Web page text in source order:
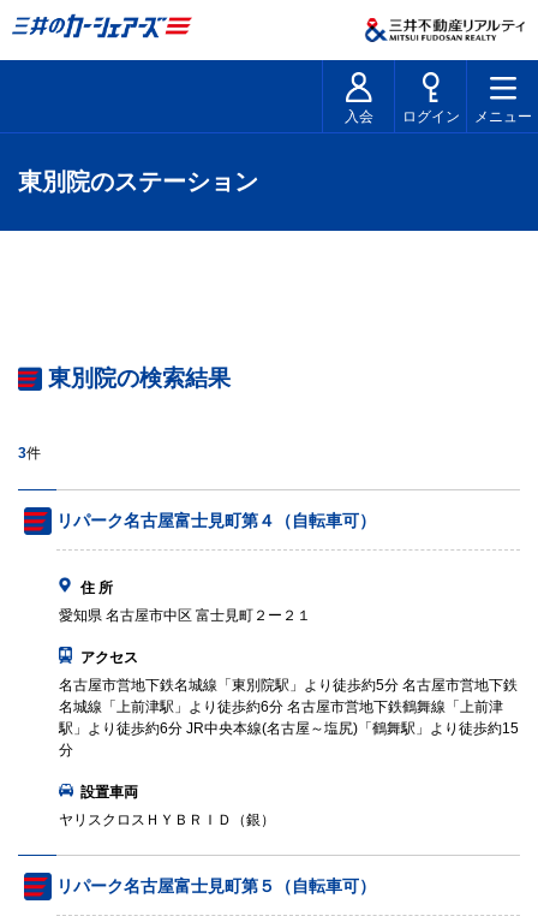
入会 ログイン メニュー
東別院のステーション
東別院の検索結果
3件
リパーク名古屋富士見町第４（自転車可）
住 所
愛知県 名古屋市中区 富士見町２ー２１
アクセス
名古屋市営地下鉄名城線「東別院駅」より徒歩約5分 名古屋市営地下鉄
名城線「上前津駅」より徒歩約6分 名古屋市営地下鉄鶴舞線「上前津
駅」より徒歩約6分 JR中央本線(名古屋～塩尻)「鶴舞駅」より徒歩約15
分
設置車両
ヤリスクロスＨＹＢＲＩＤ（銀）
リパーク名古屋富士見町第５（自転車可）